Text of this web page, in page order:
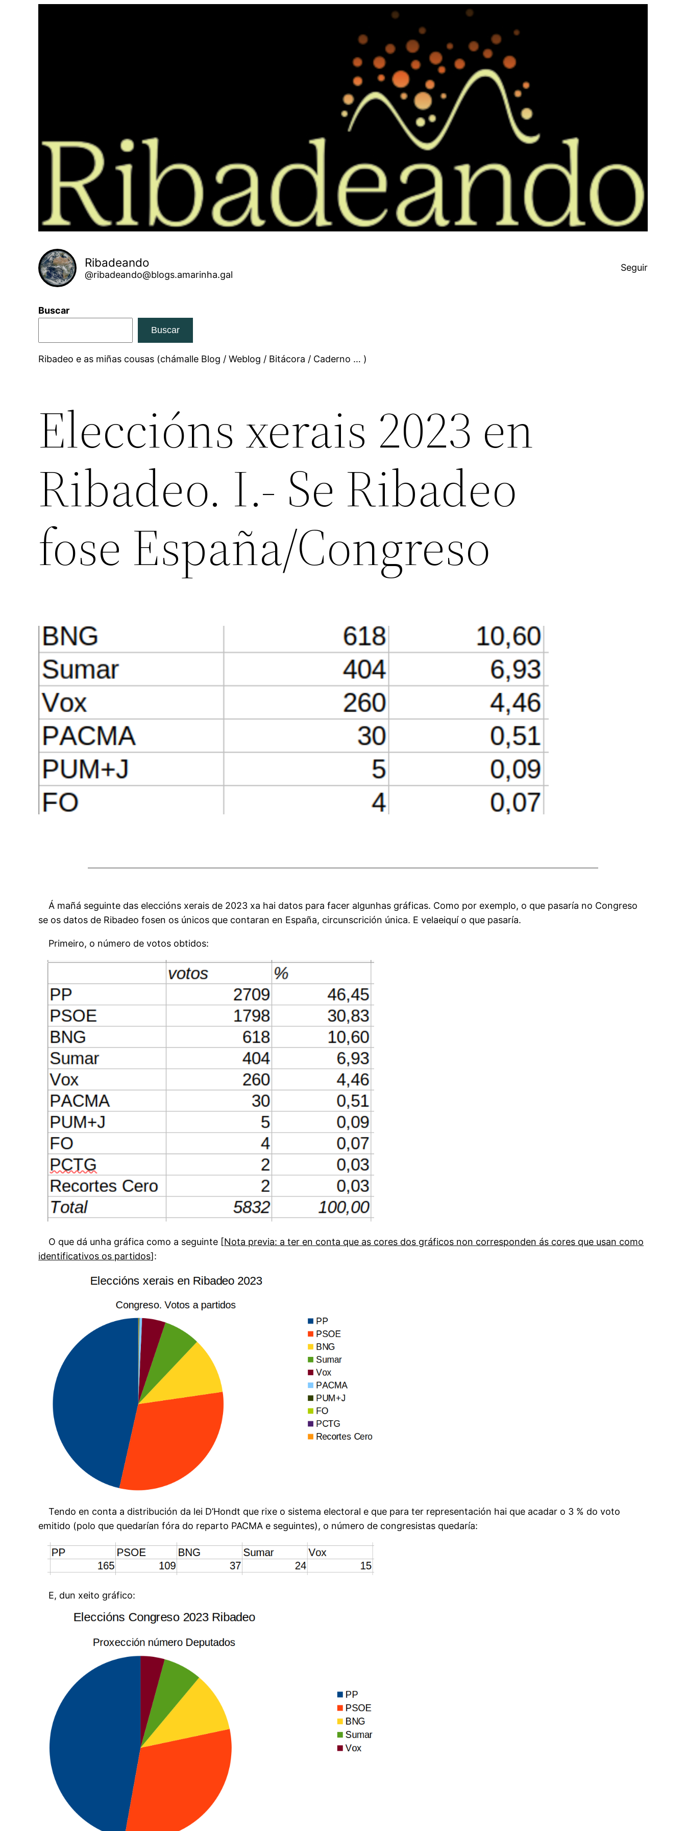
Ribadeando
@ribadeando@blogs.amarinha.gal
Seguir
Buscar
Buscar
Ribadeo e as miñas cousas (chámalle Blog / Weblog / Bitácora / Caderno … )
Eleccións xerais 2023 en
Ribadeo. I.- Se Ribadeo
fose España/Congreso
Á mañá seguinte das eleccións xerais de 2023 xa hai datos para facer algunhas gráficas. Como por exemplo, o que pasaría no Congreso
se os datos de Ribadeo fosen os únicos que contaran en España, circunscrición única. E velaeiquí o que pasaría.
Primeiro, o número de votos obtidos:
O que dá unha gráfica como a seguinte [Nota previa: a ter en conta que as cores dos gráficos non corresponden ás cores que usan como
identificativos os partidos]:
Tendo en conta a distribución da lei D’Hondt que rixe o sistema electoral e que para ter representación hai que acadar o 3 % do voto
emitido (polo que quedarían fóra do reparto PACMA e seguintes), o número de congresistas quedaría:
E, dun xeito gráfico: